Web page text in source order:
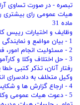
تبصره - در صورت تساوی
هیات عمومی رای بیشتری
ماده 31
وظایف و اختیارات رییس
1 - بیان مواضع و نمایندگی قانونی کانون در مراجع رسمی؛
2 - مسئولیت انجام امور، فعالیت‌ ها، اعمال اداری، مالی و حقوقی کانون؛
3 - حل اختلاف وکلا و
رفتار آنان، تذکر کتبی
وکیل متخلف به دادسرای
4 - ارجاع گزارش‌ ها و شکایت ‌ها به مراجع انتظامی کانون؛
5 - دعوت هیات عمومی